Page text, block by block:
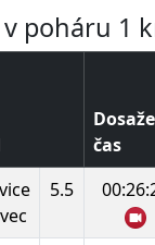
v poháru 1
čas
5.5